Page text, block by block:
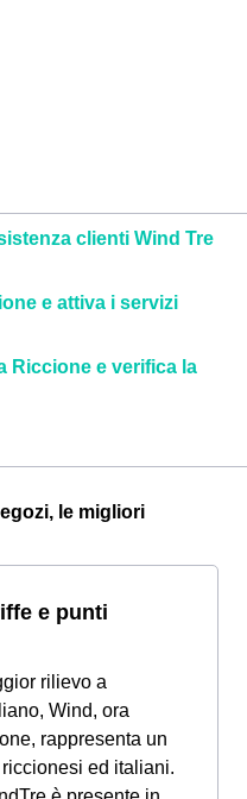
clienti Wind Tre
e attiva i servizi
Riccione e verifica la
le migliori
e punti
rilievo a
Wind, ora
rappresenta un
ed italiani.